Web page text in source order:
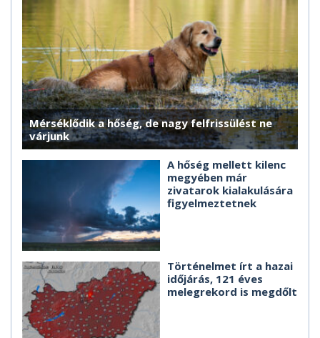
Mérséklődik a hőség, de nagy felfrissülést ne
várjunk
A hőség mellett kilenc
megyében már
zivatarok kialakulására
figyelmeztetnek
Történelmet írt a hazai
időjárás, 121 éves
melegrekord is megdőlt